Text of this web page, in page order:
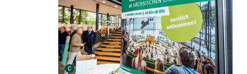
C Urheber der Grafik: